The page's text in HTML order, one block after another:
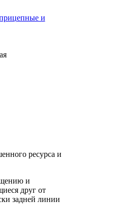
и
ресурса и
и
друг от
задней линии